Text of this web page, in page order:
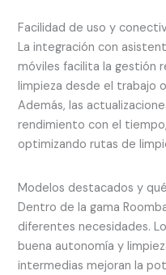
Facilidad de uso y
La integración con
móviles facilita la gestión
limpieza desde el trabajo
Además, las
rendimiento con el
optimizando rutas de
Modelos destacados y
Dentro de la gama
diferentes necesidades.
buena autonomía y
intermedias mejoran la